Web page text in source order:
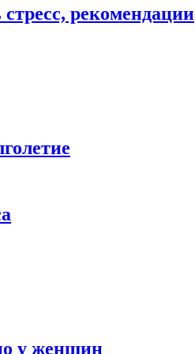
рекомендации
у женщин